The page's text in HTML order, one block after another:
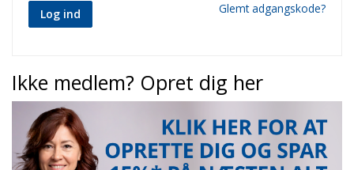
Log ind Glemt adgangskode?
Ikke medlem? Opret dig her